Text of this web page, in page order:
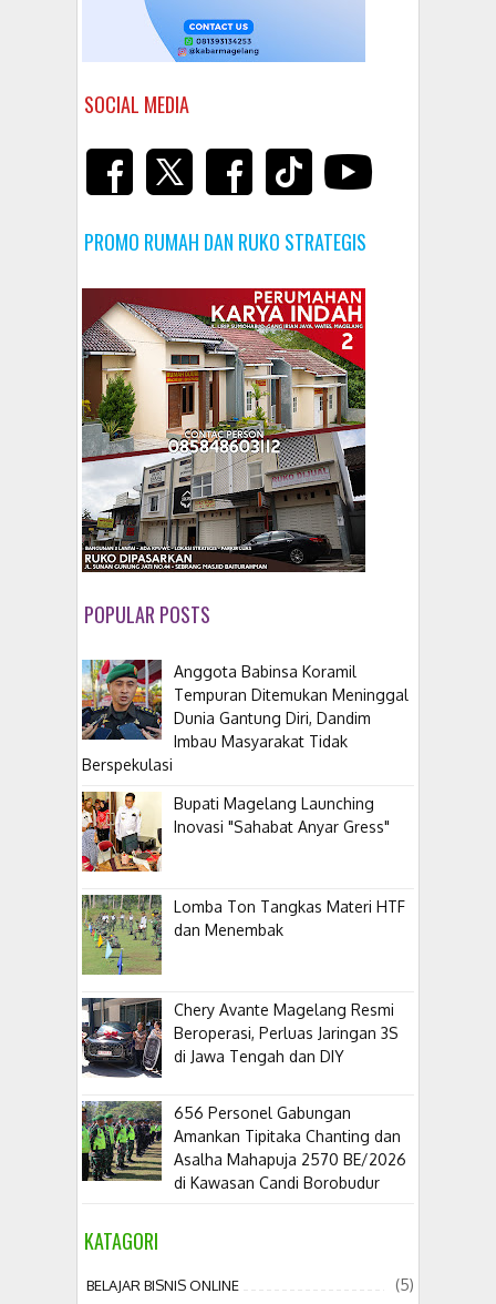
SOCIAL MEDIA
PROMO RUMAH DAN RUKO STRATEGIS
POPULAR POSTS
Anggota Babinsa Koramil
Tempuran Ditemukan Meninggal
Dunia Gantung Diri, Dandim
Imbau Masyarakat Tidak
Berspekulasi
Bupati Magelang Launching
Inovasi "Sahabat Anyar Gress"
Lomba Ton Tangkas Materi HTF
dan Menembak
​Chery Avante Magelang Resmi
Beroperasi, Perluas Jaringan 3S
di Jawa Tengah dan DIY
656 Personel Gabungan
Amankan Tipitaka Chanting dan
Asalha Mahapuja 2570 BE/2026
di Kawasan Candi Borobudur
KATAGORI
BELAJAR BISNIS ONLINE (5)